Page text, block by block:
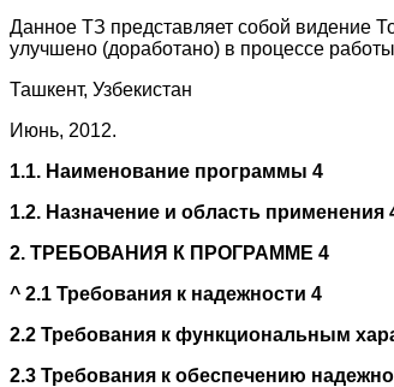
Данное ТЗ представляет собой видение
улучшено (доработано) в процессе
Ташкент, Узбекистан
Июнь, 2012.
1.1. Наименование программы 4
1.2. Назначение и область применения
2. ТРЕБОВАНИЯ К ПРОГРАММЕ 4
^ 2.1 Требования к надежности 4
2.2 Требования к функциональным
2.3 Требования к обеспечению